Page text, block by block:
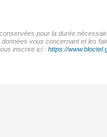
pour la durée
vous concernant et les
inscrire ici : https://